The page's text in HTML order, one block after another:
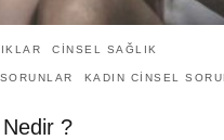
CINSEL SAĞLIK
KADIN CINSEL
?